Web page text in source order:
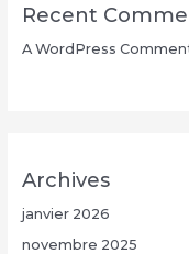
Recent
A WordPress
Archives
janvier 2026
novembre 2025